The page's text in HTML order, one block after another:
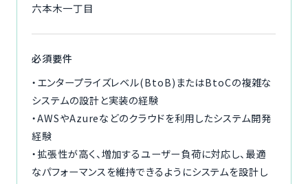
六本木一丁目
必須要件
・エンタープライズレベル(BtoB)またはBtoCの複雑な
システムの設計と実装の経験
・AWSやAzureなどのクラウドを利用したシステム開発
経験
・拡張性が高く、増加するユーザー負荷に対応し、最適
なパフォーマンスを維持できるようにシステムを設計し